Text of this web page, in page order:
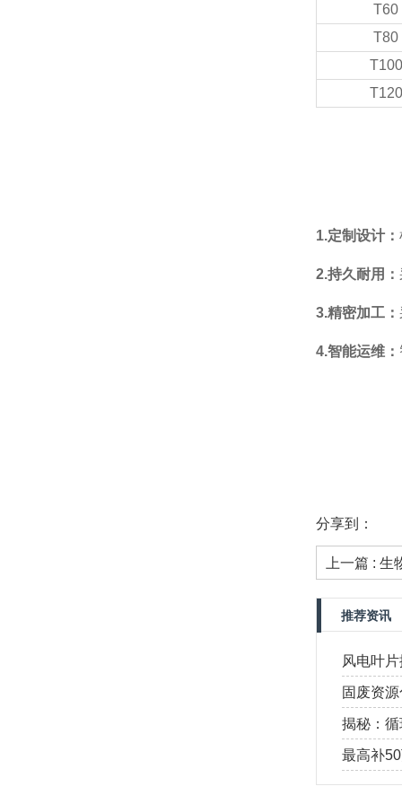
T60
T80
T100
T120
1.定制设计：
2.持久耐用：
3.精密加工：
4.智能运维：
分享到：
上一篇 : 生
推荐资讯
风电叶
源化设
固废资
为优质
揭秘：
真实原因
最高补
享受